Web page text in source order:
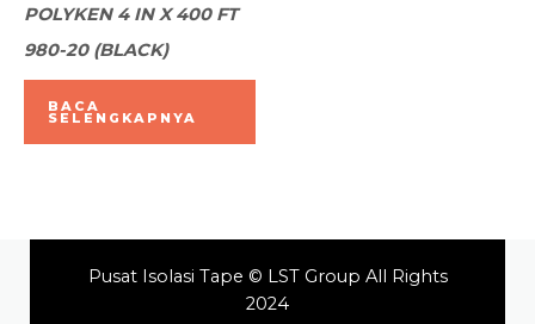
Dinilai
0
5
POLYKEN 4 IN X 400 FT
980-20 (BLACK)
BACA
SELENGKAPNYA
Pusat Isolasi Tape © LST Group All Rights
2024